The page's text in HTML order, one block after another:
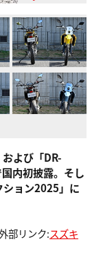
よび「DR-
内初披露。そし
ション2025」に
部リンク:スズキ